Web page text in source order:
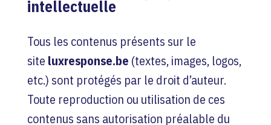
intellectuelle
Tous les contenus présents sur le
site luxresponse.be (textes, images, logos,
etc.) sont protégés par le droit d’auteur.
Toute reproduction ou utilisation de ces
contenus sans autorisation préalable du